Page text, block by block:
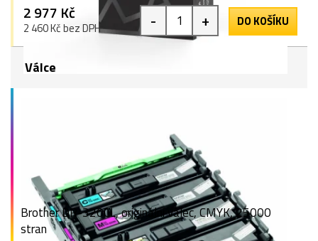
2 977 Kč
2 460 Kč bez DPH - + DO KOŠÍKU
Válce
Brother DR-320CL, originální válec, CMYK, 25000
stran